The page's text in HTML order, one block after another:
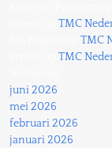
TMC
TMC
TMC
juni 2026
mei 2026
februari 2026
januari 2026